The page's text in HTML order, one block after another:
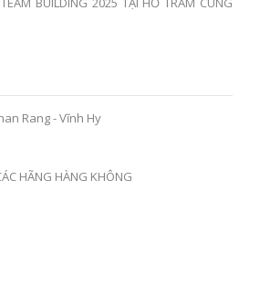
BUILDING 2025 TẠI HỒ TRÀM CÙNG